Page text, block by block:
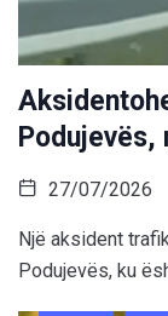
Podujevës,
27/07/2026
Një aksident
Podujevës, ku